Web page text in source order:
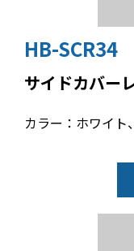
HB-SCR34
サイドカバー
カラー：ホワイト